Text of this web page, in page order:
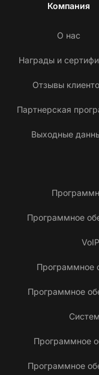
Компания
О нас
Награды и
Отзывы
Партнерская
Выходные
Программное
Программное
Программное
Программное
Программное